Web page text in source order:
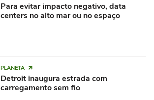
Para evitar impacto negativo, data
centers no alto mar ou no espaço
PLANETA
Detroit inaugura estrada com
carregamento sem fio